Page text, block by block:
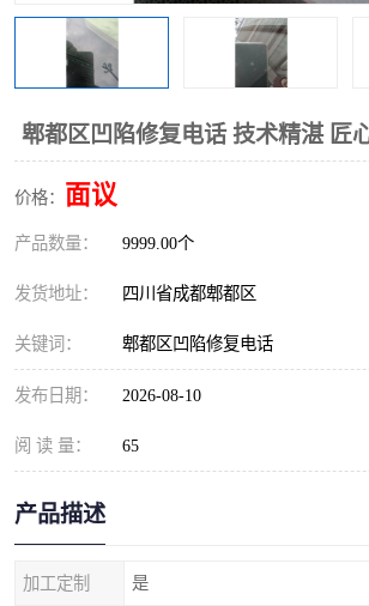
郫都区凹陷修复电话 技术精湛 匠
价格： 面议
产品数量： 9999.00个
发货地址： 四川省成都郫都区
关键词： 郫都区凹陷修复电话
发布日期： 2026-08-10
阅 读 量： 65
产品描述
加工定制 是